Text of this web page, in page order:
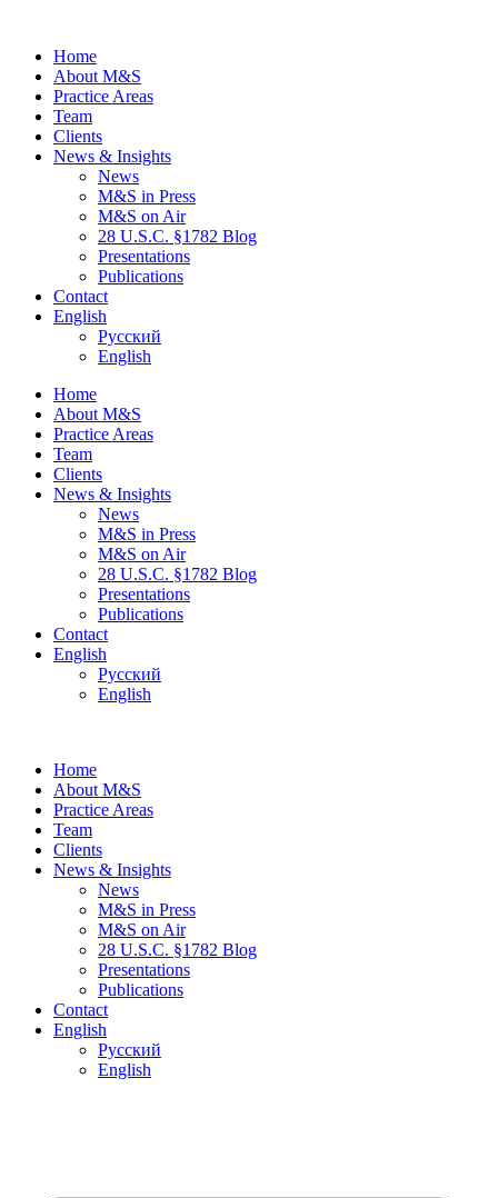
Home
About M&S
Practice Areas
Team
Clients
News & Insights
News
M&S in Press
M&S on Air
28 U.S.C. §1782 Blog
Presentations
Publications
Contact
English
Русский
English
Home
About M&S
Practice Areas
Team
Clients
News & Insights
News
M&S in Press
M&S on Air
28 U.S.C. §1782 Blog
Presentations
Publications
Contact
English
Русский
English
Home
About M&S
Practice Areas
Team
Clients
News & Insights
News
M&S in Press
M&S on Air
28 U.S.C. §1782 Blog
Presentations
Publications
Contact
English
Русский
English